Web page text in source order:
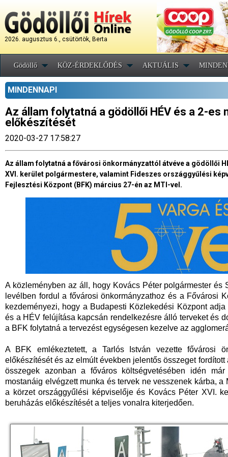
2026. augusztus 6., csütörtök, Berta
Gödöllő KÖZ-ÉRDEKLŐDÉS AKTUÁLIS
MINDENNAPI
Az állam folytatná a gödöllői HÉV és a 2-
előkészítését
2020-03-27 17:58:27
Az állam folytatná a fővárosi önkormányzattól átvéve a gödöllői
XVI. kerület polgármestere, valamint Fideszes országgyűlési
Fejlesztési Központ (BFK) március 27-én az MTI-vel.
A közleményben az áll, hogy Kovács Péter polgármester
levélben fordul a fővárosi önkormányzathoz és a Fővárosi
kezdeményezi, hogy a Budapesti Közlekedési Központ
és a HÉV felújítása kapcsán rendelkezésre álló terveket és
a BFK folytatná a tervezést egységesen kezelve az
A BFK emlékeztetett, a Tarlós István vezette fővárosi
előkészítését és az elmúlt években jelentős összeget
összegek azonban a főváros költségvetésében idén
mostanáig elvégzett munka és tervek ne vesszenek kárba,
a körzet országgyűlési képviselője és Kovács Péter XVI.
beruházás előkészítését a teljes vonalra kiterjedően.